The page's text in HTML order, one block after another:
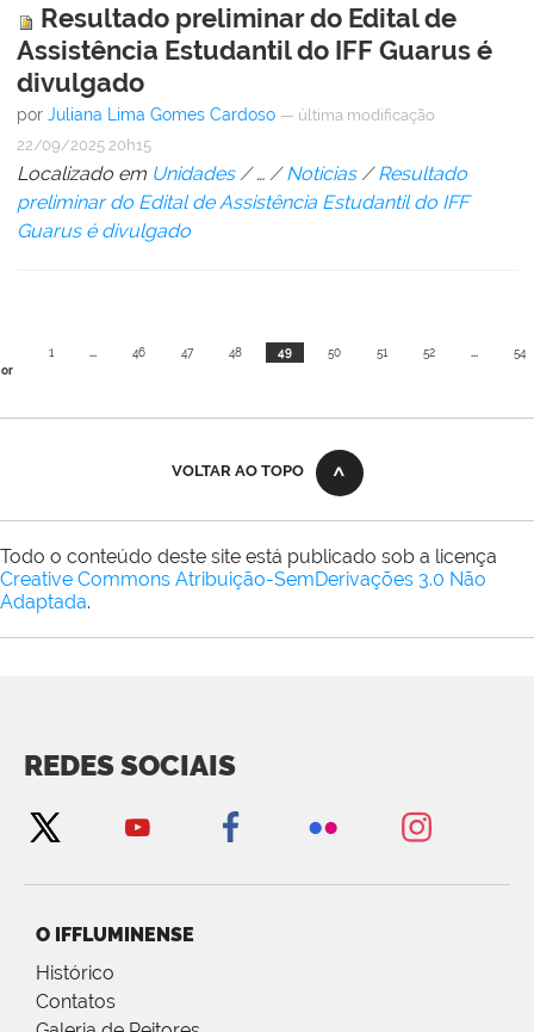
Resultado preliminar do Edital de
Assistência Estudantil do IFF Guarus é
divulgado
por Juliana Lima Gomes Cardoso — última modificação
22/09/2025 20h15
Localizado em Unidades /… /Notícias /Resultado
preliminar do Edital de Assistência Estudantil do IFF
Guarus é divulgado
1 ... 46 47 48 49 50 51 52 ... 54
VOLTAR AO TOPO
Todo o conteúdo deste site está publicado sob a licença
Creative Commons Atribuição-SemDerivações 3.0 Não
Adaptada.
REDES SOCIAIS
O IFFLUMINENSE
Histórico
Contatos